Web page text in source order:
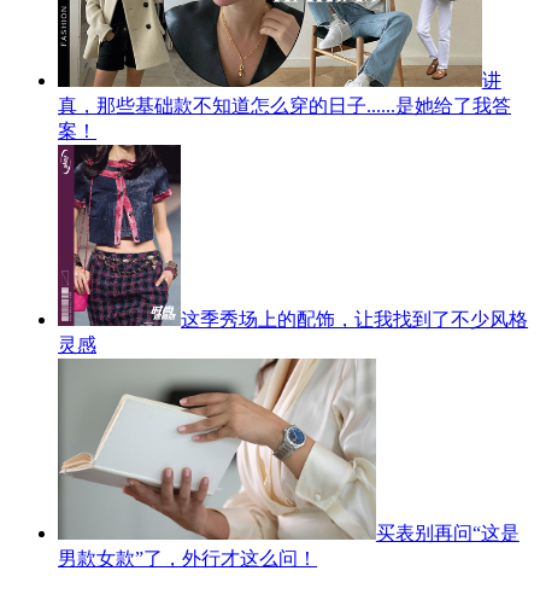
讲
真，那些基础款不知道怎么穿的日子......是她给了我答
案！
这季秀场上的配饰，让我找到了不少风格
灵感
买表别再问“这是
男款女款”了，外行才这么问！